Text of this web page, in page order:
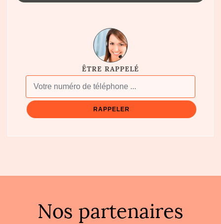
ÊTRE RAPPELÉ
Nos partenaires